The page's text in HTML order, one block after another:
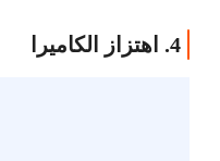
4. اهتزاز الكاميرا